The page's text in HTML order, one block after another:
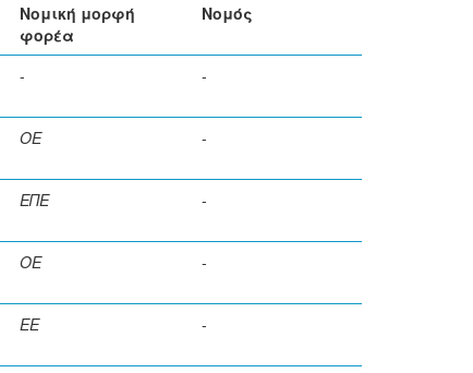
Νομική μορφή
φορέα
Νομός
- -
ΟΕ -
ΕΠΕ -
ΟΕ -
ΕΕ -